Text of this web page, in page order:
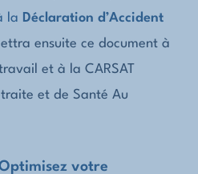
la Déclaration d’Accident
ensuite ce document à
travail et à la CARSAT
et de Santé Au
votre